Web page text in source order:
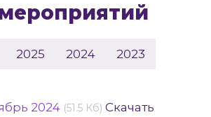
мероприятий
2025 2024 2023
2024 (51.5 Кб) Скачать